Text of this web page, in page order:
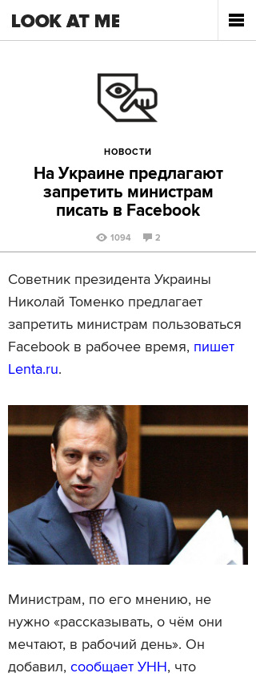
НОВОСТИ
На Украине предлагают
запретить министрам
писать в Facebook
1094 2
Советник президента Украины
Николай Томенко предлагает
запретить министрам пользоваться
Facebook в рабочее время, пишет
Lenta.ru.
Министрам, по его мнению, не
нужно «рассказывать, о чём они
мечтают, в рабочий день». Он
добавил, сообщает УНН, что